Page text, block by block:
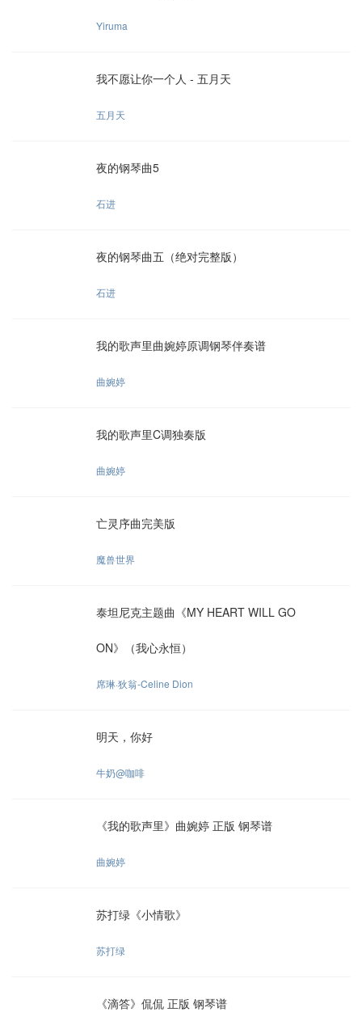
Yiruma
我不愿让你一个人 - 五月天
五月天
夜的钢琴曲5
石进
夜的钢琴曲五（绝对完整版）
石进
我的歌声里曲婉婷原调钢琴伴奏谱
曲婉婷
我的歌声里C调独奏版
曲婉婷
亡灵序曲完美版
魔兽世界
泰坦尼克主题曲《MY HEART WILL GO
ON》（我心永恒）
席琳·狄翁-Celine Dion
明天，你好
牛奶@咖啡
《我的歌声里》曲婉婷 正版 钢琴谱
曲婉婷
苏打绿《小情歌》
苏打绿
《滴答》侃侃 正版 钢琴谱